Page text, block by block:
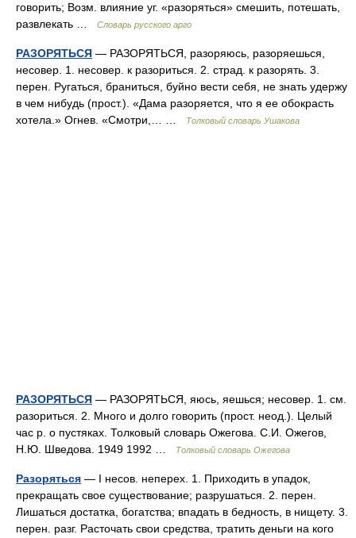
говорить; Возм. влияние уг. «разоряться» смешить, потешать,
развлекать …
Словарь русского арго
РАЗОРЯТЬСЯ — РАЗОРЯТЬСЯ, разоряюсь, разоряешься,
несовер. 1. несовер. к разориться. 2. страд. к разорять. 3.
перен. Ругаться, браниться, буйно вести себя, не знать удержу
в чем нибудь (прост.). «Дама разоряется, что я ее обокрасть
хотела.» Огнев. «Смотри,… …
Толковый словарь Ушакова
РАЗОРЯТЬСЯ — РАЗОРЯТЬСЯ, яюсь, яешься; несовер. 1. см.
разориться. 2. Много и долго говорить (прост. неод.). Целый
час р. о пустяках. Толковый словарь Ожегова. С.И. Ожегов,
Н.Ю. Шведова. 1949 1992 …
Толковый словарь Ожегова
Разоряться — I несов. неперех. 1. Приходить в упадок,
прекращать свое существование; разрушаться. 2. перен.
Лишаться достатка, богатства; впадать в бедность, в нищету. 3.
перен. разг. Расточать свои средства, тратить деньги на кого